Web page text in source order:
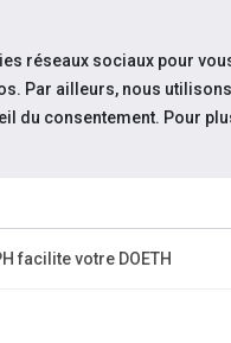
facilite votre DOETH
réseaux sociaux pour
Par ailleurs, nous
du consentement. Pour